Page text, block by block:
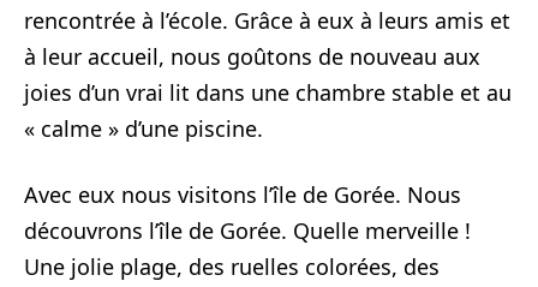
rencontrée à l’école. Grâce à eux à leurs amis et
à leur accueil, nous goûtons de nouveau aux
joies d’un vrai lit dans une chambre stable et au
« calme » d’une piscine.
Avec eux nous visitons l’île de Gorée. Nous
découvrons l’île de Gorée. Quelle merveille !
Une jolie plage, des ruelles colorées, des